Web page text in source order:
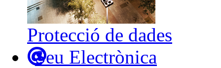
Protecció de dades
Seu Electrònica